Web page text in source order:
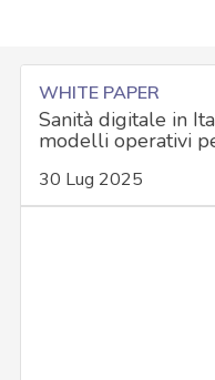
WHITE PAPER
Sanità digitale in
modelli operativi
30 Lug 2025